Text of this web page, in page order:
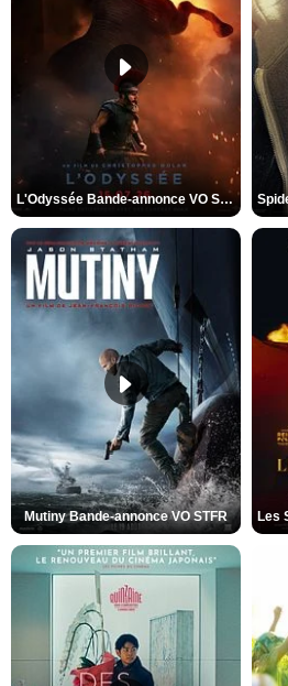
L'Odyssée Bande-annonce VO STFR
Mutiny Bande-annonce VO STFR